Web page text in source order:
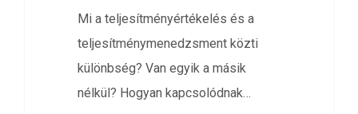
Mi a teljesítményértékelés és a
teljesítménymenedzsment közti
különbség? Van egyik a másik
nélkül? Hogyan kapcsolódnak…